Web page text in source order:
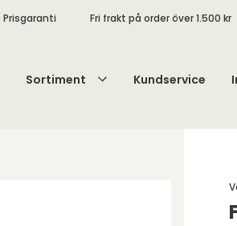
Prisgaranti Fri frakt på order över 1.500 kr
Sortiment Kundservice